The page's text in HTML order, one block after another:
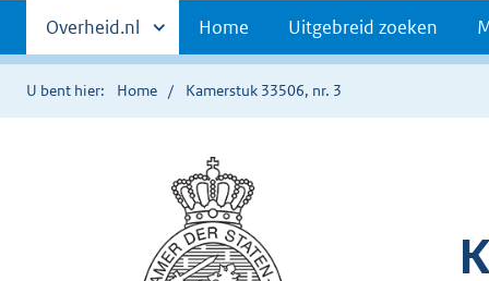
Primaire
navigatie
Andere
sites
binnen
Overheid.nl Home Uitgebreid zoeken
U bent hier: Home Kamerstuk 33506, nr. 3